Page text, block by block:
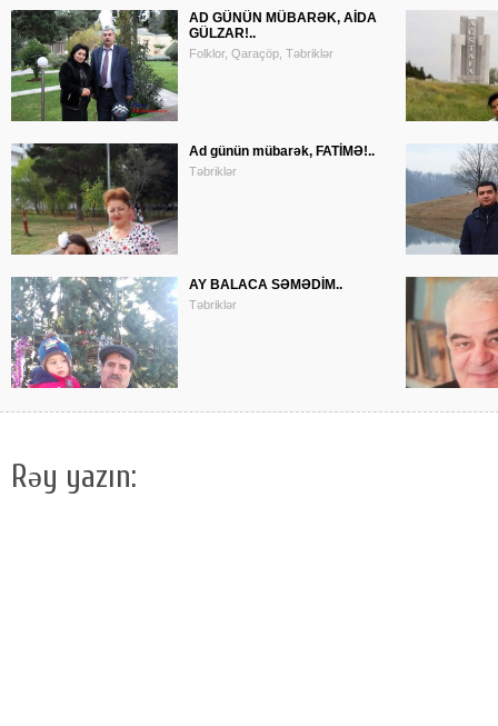
AD GÜNÜN MÜBARƏK, AİDA
GÜLZAR!..
Folklor, Qaraçöp, Təbriklər
Ad günün mübarək, FATİMƏ!..
Təbriklər
AY BALACA SƏMƏDİM..
Təbriklər
Rəy yazın: